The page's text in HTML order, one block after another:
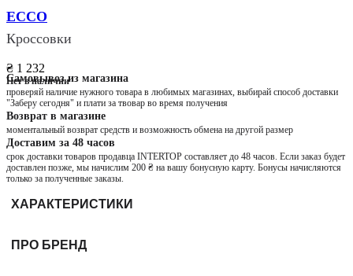
ECCO
Кроссовки
₴ 1 232
Нет в наличии
Самовывоз из магазина
проверяй наличие нужного товара в любимых магазинах, выбирай способ доставки
"Заберу сегодня" и плати за твовар во время получения
Возврат в магазине
моментальный возврат средств и возможность обмена на другой размер
Доставим за 48 часов
срок доставки товаров продавца INTERTOP составляет до 48 часов. Если заказ будет
доставлен позже, мы начислим 200 ₴ на вашу бонусную карту. Бонусы начисляются
только за полученные заказы.
ХАРАКТЕРИСТИКИ
ПРО БРЕНД